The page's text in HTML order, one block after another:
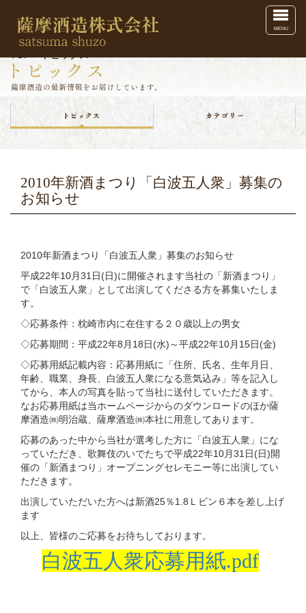
MENU
2010年新酒まつり「白波五人衆」募集の
お知らせ
2010年新酒まつり「白波五人衆」募集のお知らせ
平成22年10月31日(日)に開催されます当社の「新酒まつり」
で「白波五人衆」として出演してくださる方を募集いたしま
す。
◇応募条件：枕崎市内に在住する２０歳以上の男女
◇応募期間：平成22年8月18日(水)～平成22年10月15日(金)
◇応募用紙記載内容：応募用紙に「住所、氏名、生年月日、
年齢、職業、身長、白波五人衆になる意気込み」等を記入し
てから、本人の写真を貼って当社に送付していただきます。
なお応募用紙は当ホームページからのダウンロードのほか薩
摩酒造㈱明治蔵、薩摩酒造㈱本社に用意してあります。
応募のあった中から当社が選考した方に「白波五人衆」にな
っていただき、歌舞伎のいでたちで平成22年10月31日(日)開
催の「新酒まつり」オープニングセレモニー等に出演してい
ただきます。
出演していただいた方へは新酒25％1.8Ｌビン６本を差し上げ
ます
以上、皆様のご応募をお待ちしております。
白波五人衆応募用紙.pdf